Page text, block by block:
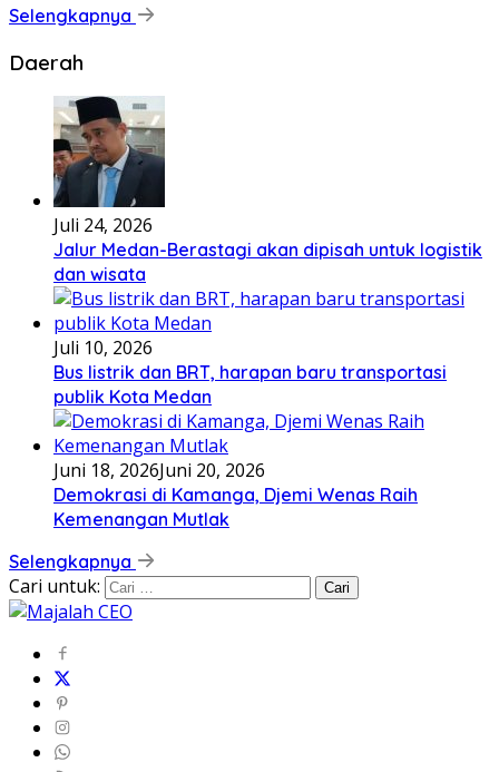
Selengkapnya
Daerah
Juli 24, 2026
Jalur Medan-Berastagi akan dipisah untuk logistik
dan wisata
Juli 10, 2026
Bus listrik dan BRT, harapan baru transportasi
publik Kota Medan
Juni 18, 2026Juni 20, 2026
Demokrasi di Kamanga, Djemi Wenas Raih
Kemenangan Mutlak
Selengkapnya
Cari untuk: